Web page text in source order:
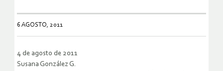
6 AGOSTO, 2011
4 de agosto de 2011
Susana González G.